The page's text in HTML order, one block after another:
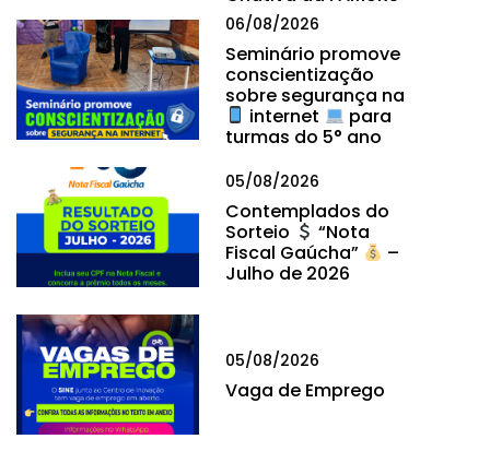
06/08/2026
Seminário promove
conscientização
sobre segurança na
internet
para
turmas do 5° ano
05/08/2026
Contemplados do
Sorteio
“Nota
Fiscal Gaúcha”
–
Julho de 2026
05/08/2026
Vaga de Emprego